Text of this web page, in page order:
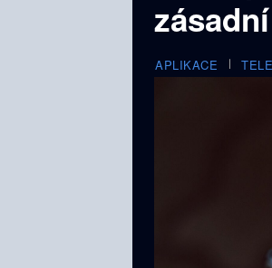
APLIKACE